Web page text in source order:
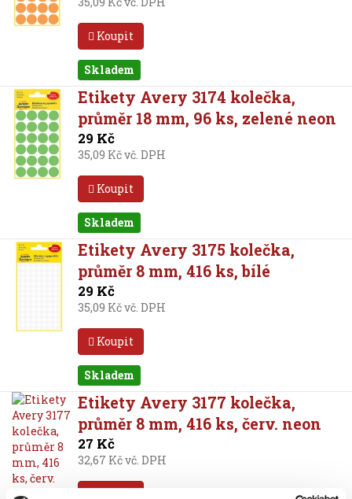
Koupit
Skladem
Etikety Avery 3174 kolečka,
průměr 18 mm, 96 ks, zelené neon
29 Kč
35,09 Kč vč. DPH
Koupit
Skladem
Etikety Avery 3175 kolečka,
průměr 8 mm, 416 ks, bílé
29 Kč
35,09 Kč vč. DPH
Koupit
Skladem
Etikety Avery 3177 kolečka,
průměr 8 mm, 416 ks, červ. neon
27 Kč
32,67 Kč vč. DPH
Koupit